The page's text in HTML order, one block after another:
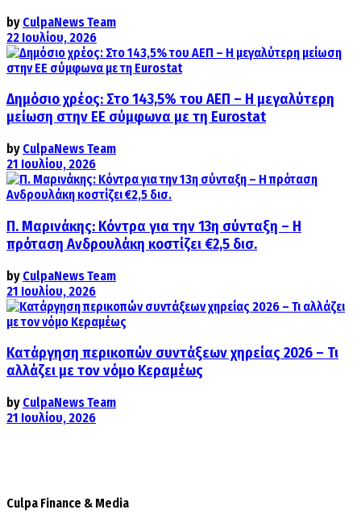
by CulpaNews Team
22 Ιουλίου, 2026
Δημόσιο χρέος: Στο 143,5% του ΑΕΠ – Η μεγαλύτερη
μείωση στην ΕΕ σύμφωνα με τη Eurostat
by CulpaNews Team
21 Ιουλίου, 2026
Π. Μαρινάκης: Κόντρα για την 13η σύνταξη – Η
πρόταση Ανδρουλάκη κοστίζει €2,5 δισ.
by CulpaNews Team
21 Ιουλίου, 2026
Κατάργηση περικοπών συντάξεων χηρείας 2026 – Τι
αλλάζει με τον νόμο Κεραμέως
by CulpaNews Team
21 Ιουλίου, 2026
Culpa Finance & Media